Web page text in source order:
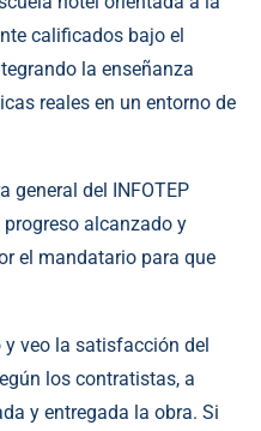
calificados bajo el
la enseñanza
reales en un entorno de
general del INFOTEP
alcanzado y
el mandatario para que
veo la satisfacción del
los contratistas, a
y entregada la obra. Si